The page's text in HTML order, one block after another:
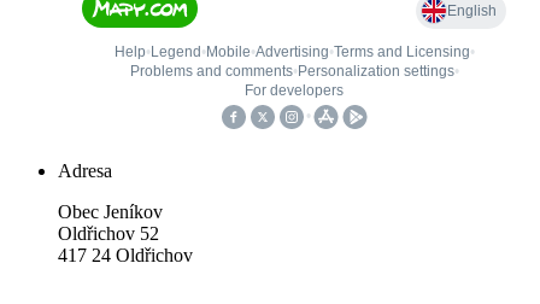
Adresa
Obec Jeníkov
Oldřichov 52
417 24 Oldřichov